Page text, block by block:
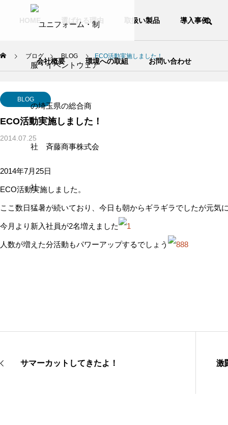
HOME 選ばれる理由 取扱い製品 導入事例
会社概要 環境への取組 お問い合わせ
COMPANY
ブログ BLOG ECO活動実施しました！
BLOG
ECO活動実施しました！
2014.07.25
2014年7月25日
ECO活動実施しました。
ここ数日猛暑が続いており、今日も朝からギラギラでしたが元気
今月より新入社員が2名増えました
人数が増えた分活動もパワーアップするでしょう
サマーカットしてきたよ！ 激